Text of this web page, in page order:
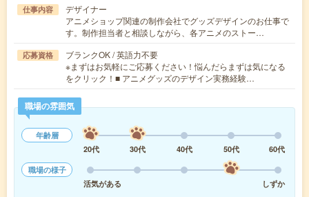
仕事内容
デザイナー
アニメショップ関連の制作会社でグッズデザインのお仕事で
す。制作担当者と相談しながら、各アニメのストー…
応募資格
ブランクOK / 英語力不要
※まずはお気軽にご応募ください！悩んだらまずは気になる
をクリック！■ アニメグッズのデザイン実務経験…
職場の雰囲気
年齢層
20代
30代 40代 50代
60代
職場の様子
活気がある
しずか